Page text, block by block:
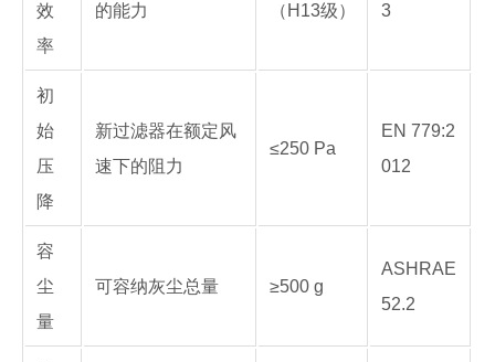
效
率
的能力
（H13级）
3
初
始
压
降
新过滤器在额定风
速下的阻力
≤250 Pa
EN 779:2
012
容
尘
量
可容纳灰尘总量 ≥500 g
ASHRAE
52.2